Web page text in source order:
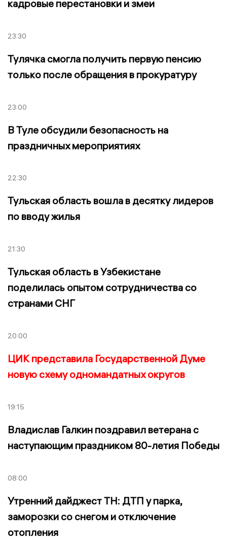
кадровые перестановки и змеи
23:30
Тулячка смогла получить первую пенсию
только после обращения в прокуратуру
23:00
В Туле обсудили безопасность на
праздничных мероприятиях
22:30
Тульская область вошла в десятку лидеров
по вводу жилья
21:30
Тульская область в Узбекистане
поделилась опытом сотрудничества со
странами СНГ
20:00
ЦИК представила Государственной Думе
новую схему одномандатных округов
19:15
Владислав Галкин поздравил ветерана с
наступающим праздником 80-летия Победы
08:00
Утренний дайджест ТН: ДТП у парка,
заморозки со снегом и отключение
отопления